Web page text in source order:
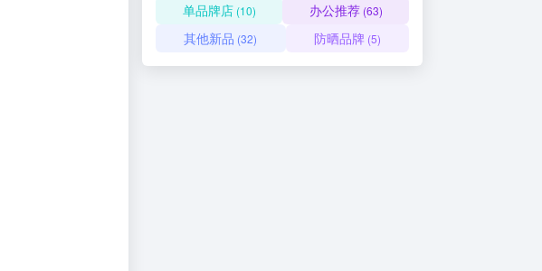
单品牌店(10) 办公推荐(63)
其他新品 (32) 防晒品牌 (5)